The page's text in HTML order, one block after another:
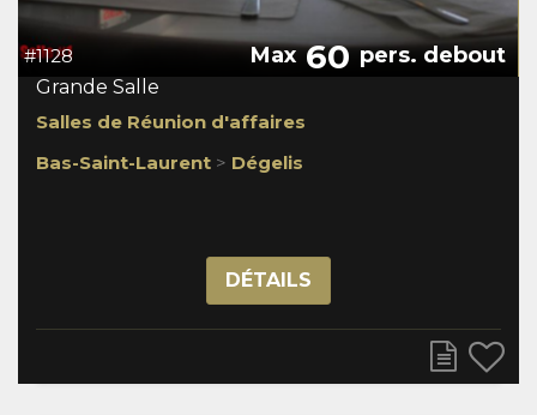
#1128 Max60pers. debout
Grande Salle
Salles de Réunion d'affaires
Bas-Saint-Laurent > Dégelis
DÉTAILS